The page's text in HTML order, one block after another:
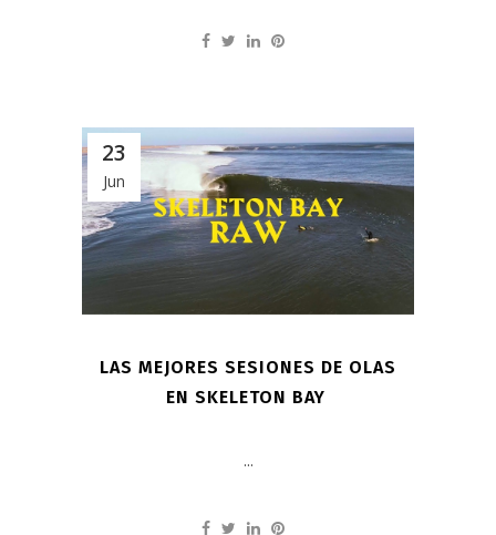
23
Jun
LAS MEJORES SESIONES DE OLAS
EN SKELETON BAY
...